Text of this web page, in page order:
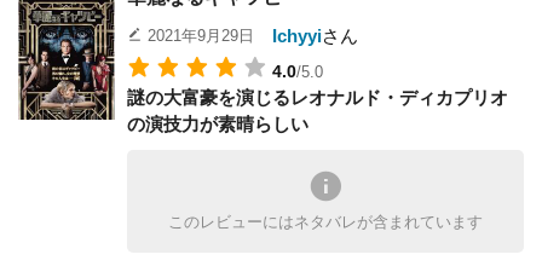
の、元は一介の内勤職員なのでスパイ映画によくあ
るスタイリッシュで人間離れしたアクションもあり
ません。
しかし、スーザンが次々に訪れる危機を時には幸運
で、時にはもっともらしい理由と口八丁で乗り切
う展開は笑えてドキドキもする見事なストーリーで
2021年9月29日 Ichyyiさん
4.0/5.0
謎の大富豪を演じるレオナルド・ディカプリオ
の演技力が素晴らしい
このレビューにはネタバレが含まれています